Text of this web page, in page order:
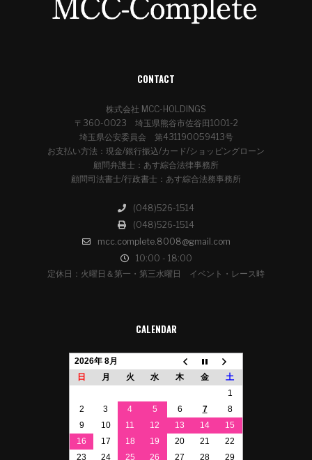
CONTACT
株式会社 MCC-HOLDINGS
〒360-0023 埼玉県熊谷市佐谷田1001-2
埼玉県公安委員会 第431190059413号
お支払い方法：現金/銀行振込/カード/ショッピングローン
顧問弁護士：あす綜合法律事務所
顧問司法書士/行政書士：あす綜合法務事務所
(048)526-1514
(048)526-1514
mcc.complete.8008@gmail.com
10:00 - 18:00
定休日：火曜日＆第一・第三水曜日 イベント・レース時
CALENDAR
2026年 8月
日
月 火 水 木 金
土
1
2
3 4 5 6 7
8
9
10 11 12 13 14
15
16
17 18 19 20 21
22
23
24 25 26 27 28 29